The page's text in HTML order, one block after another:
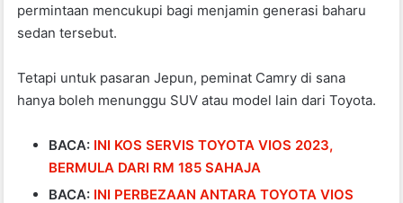
permintaan mencukupi bagi menjamin generasi baharu
sedan tersebut.
Tetapi untuk pasaran Jepun, peminat Camry di sana
hanya boleh menunggu SUV atau model lain dari Toyota.
BACA: INI KOS SERVIS TOYOTA VIOS 2023,
BERMULA DARI RM 185 SAHAJA
BACA: INI PERBEZAAN ANTARA TOYOTA VIOS